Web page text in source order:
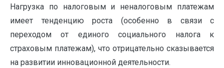
Нагрузка по налоговым и неналоговым платежам
имеет тенденцию роста (особенно в связи с
переходом от единого социального налога к
страховым платежам), что отрицательно сказывается
на развитии инновационной деятельности.